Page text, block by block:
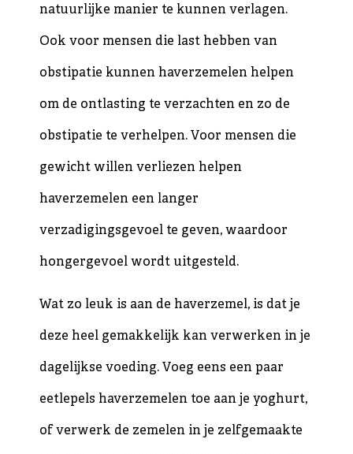
natuurlijke manier te kunnen verlagen.
Ook voor mensen die last hebben van
obstipatie kunnen haverzemelen helpen
om de ontlasting te verzachten en zo de
obstipatie te verhelpen. Voor mensen die
gewicht willen verliezen helpen
haverzemelen een langer
verzadigingsgevoel te geven, waardoor
hongergevoel wordt uitgesteld.
Wat zo leuk is aan de haverzemel, is dat je
deze heel gemakkelijk kan verwerken in je
dagelijkse voeding. Voeg eens een paar
eetlepels haverzemelen toe aan je yoghurt,
of verwerk de zemelen in je zelfgemaakte